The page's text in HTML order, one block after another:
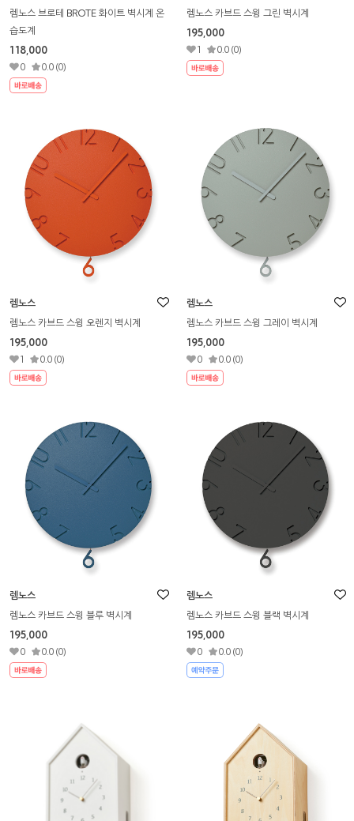
렘노스 브로테 BROTE 화이트 벽시계 온
습도계
118,000
0 0.0 (0)
렘노스 카브드 스윙 그린 벽시계
195,000
1 0.0 (0)
렘노스
렘노스 카브드 스윙 오렌지 벽시계
195,000
1 0.0 (0)
렘노스
렘노스 카브드 스윙 그레이 벽시계
195,000
0 0.0 (0)
렘노스
렘노스 카브드 스윙 블루 벽시계
195,000
0 0.0 (0)
렘노스
렘노스 카브드 스윙 블랙 벽시계
195,000
0 0.0 (0)